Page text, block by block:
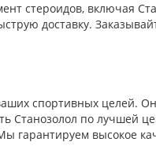
стероидов, включая
доставку.
спортивных целей.
Станозолол по лучшей
гарантируем высокое